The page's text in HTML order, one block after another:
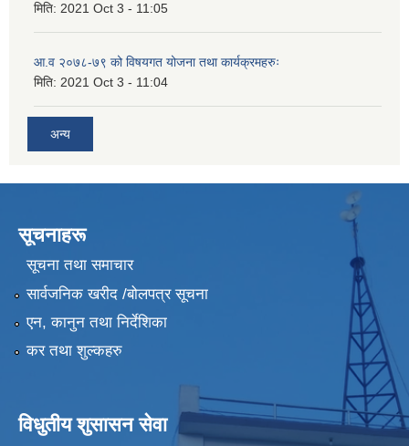
मिति: 2021 Oct 3 - 11:05
आ.व २०७८-७९ को विषयगत योजना तथा कार्यक्रमहरुः
मिति: 2021 Oct 3 - 11:04
अन्य
सूचनाहरू
सूचना तथा समाचार
सार्वजनिक खरीद /बोलपत्र सूचना
एन, कानुन तथा निर्देशिका
कर तथा शुल्कहरु
विधुतीय शुसासन सेवा